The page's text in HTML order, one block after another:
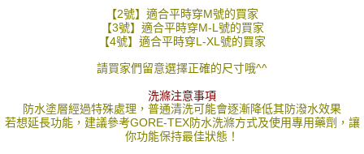
１．於結帳方式選擇「AFTEE先享後付」後，將跳轉至「AFTEE先享後付」
結帳頁面，進行簡訊認證並確認金額後，即可完成結帳。
２．訂單成立數日內，您將收到繳費通知簡訊。
ATM／網路銀行／等多元方式進行付款，方視為交易完成。
購買商品的店家。未經商家同意取消之訂單仍視為有效，需透過AFTEE先享
後付繳納相關費用。
※ 交易是否成功請以「AFTEE先享後付 」之結帳頁面顯示為準，若有關於
是否繳費成功／繳費後需取消欲退款等相關疑問，請聯繫「AFTEE先享後付
每筆NT$80，滿NT$1,800(含以上)免運費
每筆NT$80，滿NT$1,800(含以上)免運費
先付款後7-11取貨
【2號】適合平時穿M號的買家
【3號】適合平時穿M-L號的買家
【4號】適合平時穿L-XL號的買家
請買家們留意選擇正確的尺寸哦^^
洗滌注意事項
防水塗層經過特殊處理，普通清洗可能會逐漸降低其防潑水效果
若想延長功能，建議參考GORE-TEX防水洗滌方式及使用專用藥劑，讓
你功能保持最佳狀態！